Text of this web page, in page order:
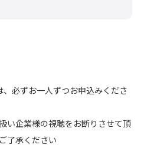
必ずお一人ずつお申込みくださ
い企業様の視聴をお断りさせて頂
了承ください